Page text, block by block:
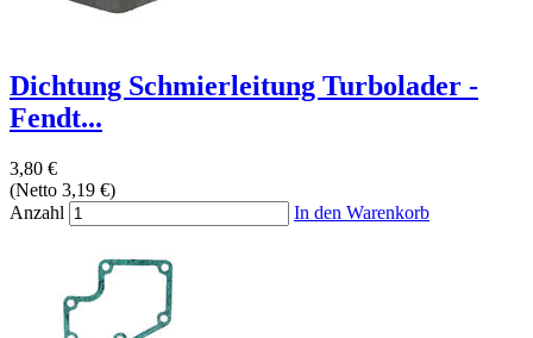
Dichtung Schmierleitung Turbolader -
Fendt...
3,80 €
(Netto 3,19 €)
Anzahl
In den Warenkorb